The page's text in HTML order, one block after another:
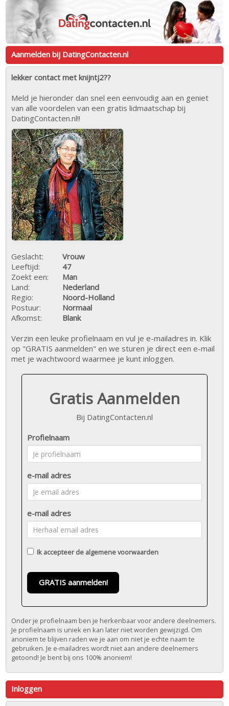
Aanmelden bij DatingContacten.nl
lekker contact met knijntj2??
Meld je hieronder dan snel een eenvoudig aan en geniet
van alle voordelen van een gratis lidmaatschap bij
DatingContacten.nl!!
Geslacht:
Vrouw
Leeftijd:
47
Zoekt een:
Man
Land:
Nederland
Regio:
Noord-Holland
Postuur:
Normaal
Afkomst:
Blank
Verzin een leuke profielnaam en vul je e-mailadres in. Klik
op "GRATIS aanmelden" en we sturen je direct een e-mail
met je wachtwoord waarmee je kunt inloggen.
Gratis Aanmelden
Bij DatingContacten.nl
Profielnaam
e-mail adres
e-mail adres
Ik accepteer de algemene voorwaarden
GRATIS aanmelden!
Onder je profielnaam ben je herkenbaar voor andere deelnemers.
Je profielnaam is uniek en kan later niet worden gewijzigd. Om
anoniem te blijven raden we je aan om niet je echte naam te
gebruiken. Je e-mailadres wordt niet aan andere deelnemers
getoond! Je bent bij ons 100% anoniem!
Inloggen